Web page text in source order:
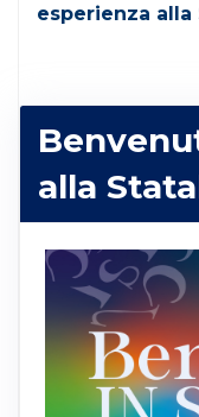
esperienza alla
alla